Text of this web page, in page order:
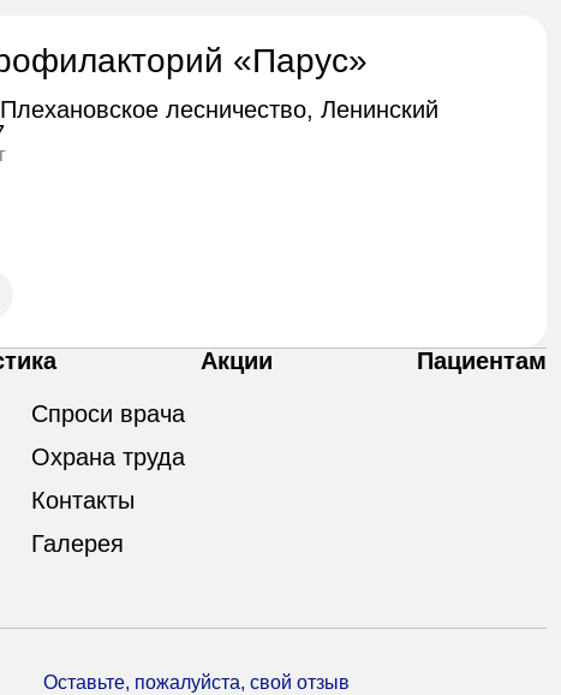
«Парус»
лесничество, Ленинский
Акции
Пациентам
Спроси врача
Охрана труда
Контакты
Галерея
Оставьте, пожалуйста, свой отзыв